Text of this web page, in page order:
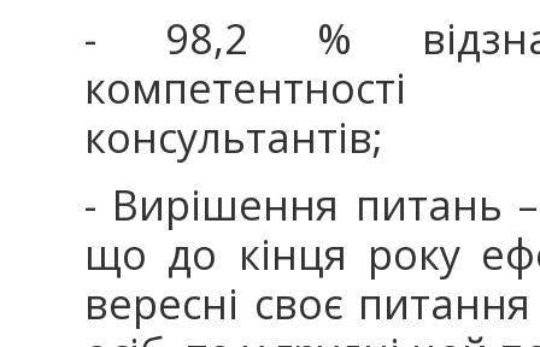
- 98,2 %
консультантів;
- Вирішення питань
що до кінця року
вересні своє